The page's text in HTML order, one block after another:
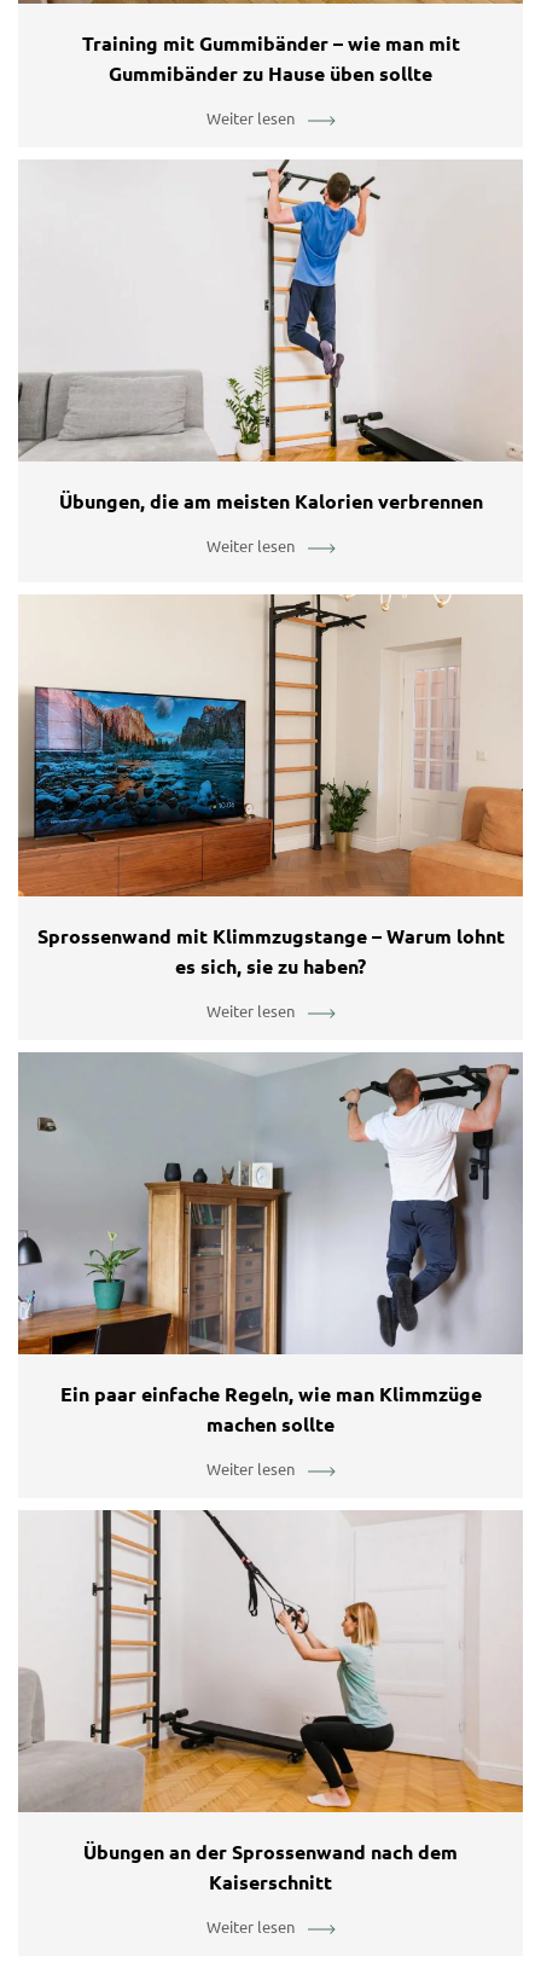
Training mit Gummibänder – wie man mit
Gummibänder zu Hause üben sollte
Weiter lesen
Übungen, die am meisten Kalorien verbrennen
Weiter lesen
Sprossenwand mit Klimmzugstange – Warum lohnt
es sich, sie zu haben?
Weiter lesen
Ein paar einfache Regeln, wie man Klimmzüge
machen sollte
Weiter lesen
Übungen an der Sprossenwand nach dem
Kaiserschnitt
Weiter lesen